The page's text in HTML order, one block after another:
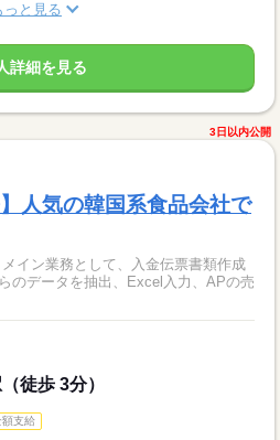
っと見る
詳細を見る
3日以内公開
人気の韓国系食品会社で
イン業務として、入金伝票書類作成
のデータを抽出、Excel入力、APの売
徒歩 3分）
額支給